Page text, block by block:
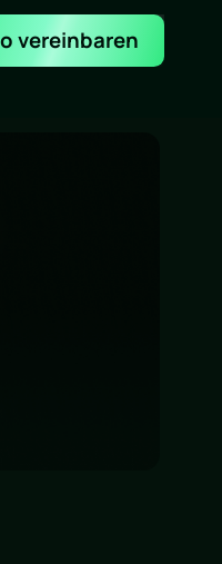
vereinbaren